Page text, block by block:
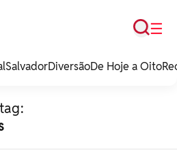
☰
Busca
SalvadorDiversãoDe Hoje a Oito